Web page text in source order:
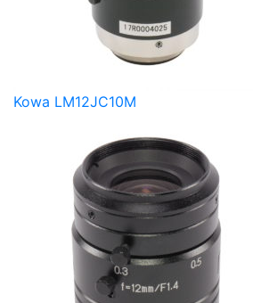
Kowa LM12JC10M